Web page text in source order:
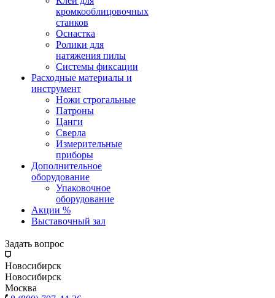
кромкооблицовочных
станков
Оснастка
Ролики для
натяжения пилы
Системы фиксации
Расходные материалы и
инструмент
Ножи строгальные
Патроны
Цанги
Сверла
Измерительные
приборы
Дополнительное
оборудование
Упаковочное
оборудование
Акции %
Выставочный зал
Задать вопрос
Новосибирск
Новосибирск
Москва